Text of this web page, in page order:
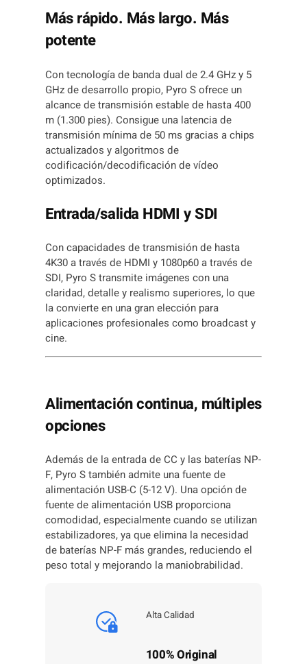
S
R
X
a
n
t
i
d
a
d
Más rápido. Más largo. Más
potente
Con tecnología de banda dual de 2.4 GHz y 5
GHz de desarrollo propio, Pyro S ofrece un
alcance de transmisión estable de hasta 400
m (1.300 pies). Consigue una latencia de
transmisión mínima de 50 ms gracias a chips
actualizados y algoritmos de
codificación/decodificación de vídeo
optimizados.
Entrada/salida HDMI y SDI
Con capacidades de transmisión de hasta
4K30 a través de HDMI y 1080p60 a través de
SDI, Pyro S transmite imágenes con una
claridad, detalle y realismo superiores, lo que
la convierte en una gran elección para
aplicaciones profesionales como broadcast y
cine.
Alimentación continua, múltiples
opciones
Además de la entrada de CC y las baterías NP-
F, Pyro S también admite una fuente de
alimentación USB-C (5-12 V). Una opción de
fuente de alimentación USB proporciona
comodidad, especialmente cuando se utilizan
estabilizadores, ya que elimina la necesidad
de baterías NP-F más grandes, reduciendo el
peso total y mejorando la maniobrabilidad.
Alta Calidad
100% Original